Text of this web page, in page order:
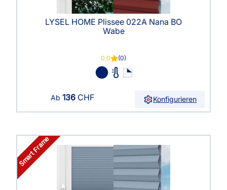
LYSEL HOME Plissee 022A Nana BO
Wabe
0,0 (0)
Ab 136 CHF Konfigurieren
Smart Frame